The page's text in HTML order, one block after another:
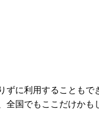
に利用することもで
全国でもここだけかも